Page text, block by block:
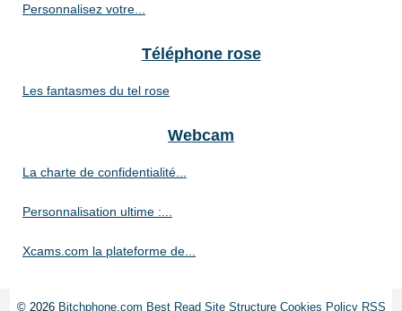
Personnalisez votre...
Téléphone rose
Les fantasmes du tel rose
Webcam
La charte de confidentialité...
Personnalisation ultime :...
Xcams.com la plateforme de...
© 2026 Bitchphone.com Best Read Site Structure Cookies Policy RSS